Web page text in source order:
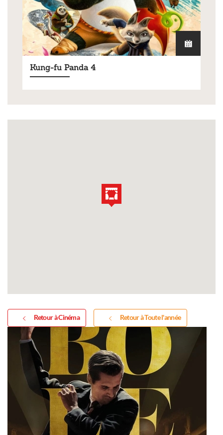
Kung-fu Panda 4
Retour à Cinéma Retour à Toute l'année